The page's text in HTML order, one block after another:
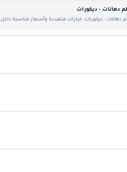
دهانات - ديكورات
دهانات - ديكورات: خيارات متعددة وأسعار مناسبة داخل